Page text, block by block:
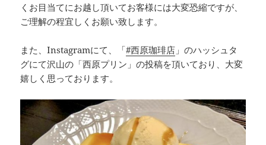
くお目当てにお越し頂いてお客様には大変恐縮ですが、
ご理解の程宜しくお願い致します。
また、Instagramにて、「#西原珈琲店 」のハッシュタ
グにて沢山の「西原プリン」の投稿を頂いており、大変
嬉しく思っております。